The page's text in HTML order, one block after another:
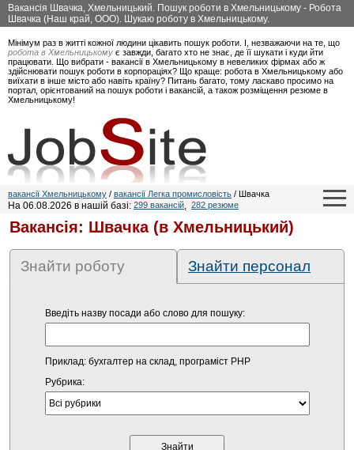
Вакансія Швачка, Хмельницький. Пошук роботи в Хмельницькому - Робота
Швачка (Наш край, ООО). Шукаю роботу в Хмельницькому.
Мінімум раз в житті кожної людини цікавить пошук роботи. І, незважаючи на те, що
робота в Хмельницькому є завжди, багато хто не знає, де її шукати і куди йти
працювати. Що вибрати - вакансії в Хмельницькому в невеликих фірмах або ж
здійснювати пошук роботи в корпораціях? Що краще: робота в Хмельницькому або
виїхати в інше місто або навіть країну? Питань багато, тому ласкаво просимо на
портал, орієнтований на пошук роботи і вакансій, а також розміщення резюме в
Хмельницькому!
вакансії Хмельницькому / вакансії Легка промисловість / Швачка
На 06.08.2026 в нашій базі: 299 вакансій, 282 резюме
Вакансія: Швачка (в Хмельницький)
Знайти роботу Знайти персонал
Введіть назву посади або слово для пошуку:
Приклад: бухгалтер на склад, програміст PHP
Рубрика: